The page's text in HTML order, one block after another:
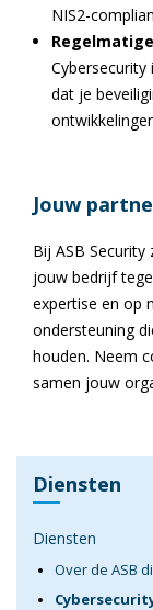
NIS2-
dat je
Jouw
Bij ASB
jouw bedrijf
expertise en op
ondersteuning
houden. Neem
samen jouw
Diensten
Diensten
Over de ASB